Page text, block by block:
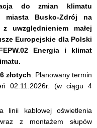
do zmian klimatu
miasta Busko-Zdrój na
uwzględnieniem małej
Europejskie dla Polski
Energia i klimat
złotych . Planowany termin
02.11.2026r. (w ciągu 4
linii kablowej oświetlenia
z montażem słupów